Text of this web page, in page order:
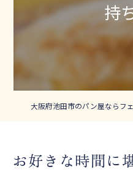
持
お好きな時間に